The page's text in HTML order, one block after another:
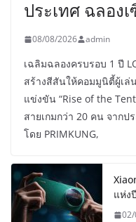
ประเทศ ฉลอง
08/08/2026 admin
เฉลิมฉลองครบรอบ 1 ปี
สร้างสีสันให้คอมมูนิตี้ผู้เล่
แข่งขัน “Rise of the
สายเกมกว่า 20 คน จาก
โดย PRIMKUNG,
แห่งปี